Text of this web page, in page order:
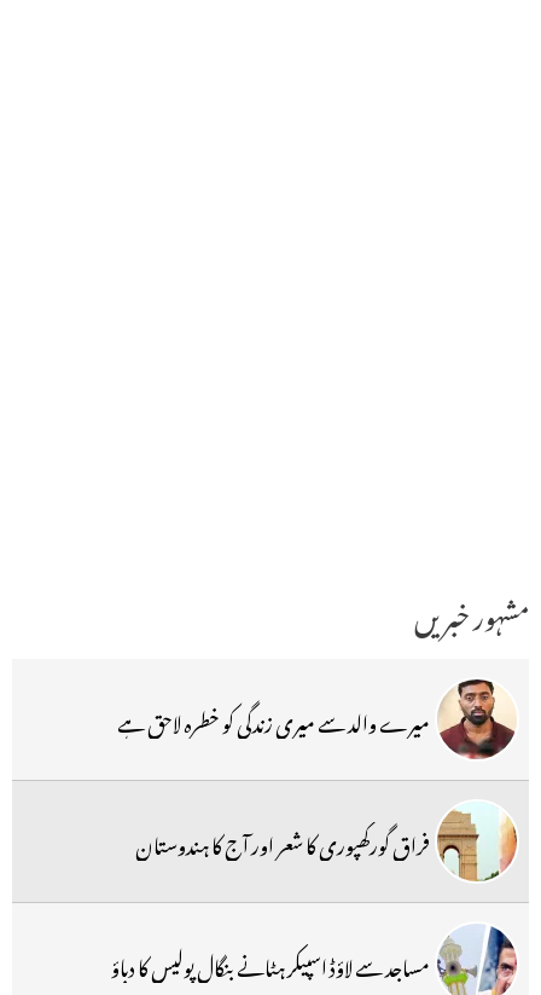
مشہور خبریں
میرے والد سے میری زندگی کو خطرہ لاحق ہے
فراق گورکھپوری کا شعر اور آج کا ہندوستان
مساجد سے لاؤڈ اسپیکر ہٹانے بنگال پولیس کا دباؤ